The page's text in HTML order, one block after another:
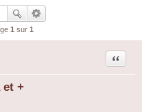
1 sur 1
et +
Citation